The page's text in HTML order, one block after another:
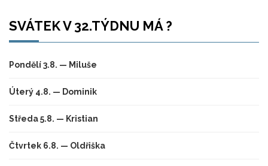
SVÁTEK V 32.TÝDNU MÁ ?
Pondělí 3.8. — Miluše
Úterý 4.8. — Dominik
Středa 5.8. — Kristian
Čtvrtek 6.8. — Oldřiška